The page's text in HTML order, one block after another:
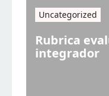
Uncategorized
Rubrica
integrador